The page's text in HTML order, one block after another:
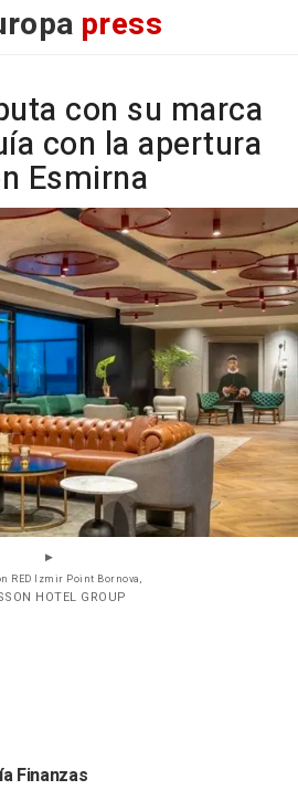
press
con su marca
con la apertura
Esmirna
RED Izmir Point Bornova,
HOTEL GROUP
Finanzas